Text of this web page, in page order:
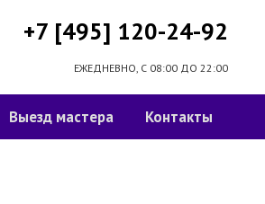
+7 [495] 120-24-92
ЕЖЕДНЕВНО, С 08:00 ДО 22:00
Выезд мастера Контакты